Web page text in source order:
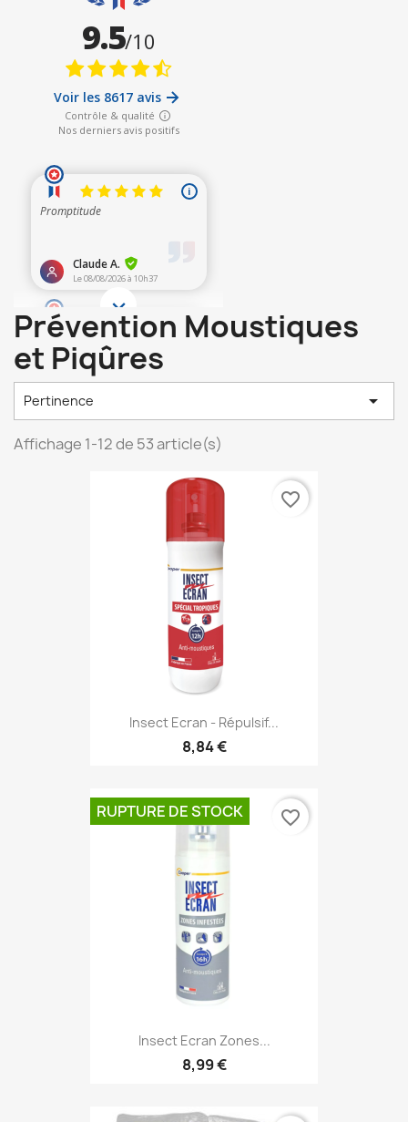
Prévention Moustiques
et Piqûres
Pertinence 
Affichage 1-12 de 53 article(s)
Insect Ecran - Répulsif...
8,84 €
favorite_border
Insect Ecran Zones...
8,99 €
RUPTURE DE STOCK favorite_border